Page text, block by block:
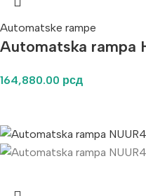
Automatske rampe
Automatska rampa
164,880.00 рсд